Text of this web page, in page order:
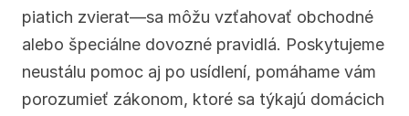
piatich zvierat—sa môžu vzťahovať obchodné
alebo špeciálne dovozné pravidlá. Poskytujeme
neustálu pomoc aj po usídlení, pomáhame vám
porozumieť zákonom, ktoré sa týkajú domácich